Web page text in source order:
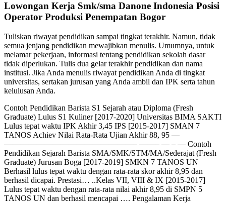
Lowongan Kerja Smk/sma Danone Indonesia Posisi
Operator Produksi Penempatan Bogor
Tuliskan riwayat pendidikan sampai tingkat terakhir. Namun, tidak
semua jenjang pendidikan mewajibkan menulis. Umumnya, untuk
melamar pekerjaan, informasi tentang pendidikan sekolah dasar
tidak diperlukan. Tulis dua gelar terakhir pendidikan dan nama
institusi. Jika Anda menulis riwayat pendidikan Anda di tingkat
universitas, sertakan jurusan yang Anda ambil dan IPK serta tahun
kelulusan Anda.
Contoh Pendidikan Barista S1 Sejarah atau Diploma (Fresh
Graduate) Lulus S1 Kuliner [2017-2020] Universitas BIMA SAKTI
Lulus tepat waktu IPK Akhir 3,45 IPS [2015-2017] SMAN 7
TANOS Achiev Nilai Rata-Rata Ujian Akhir 88, 95 —
————————————————– ——– — – — Contoh
Pendidikan Sejarah Barista SMA/SMK/STM/MA/Sederajat (Fresh
Graduate) Jurusan Boga [2017-2019] SMKN 7 TANOS UN
Berhasil lulus tepat waktu dengan rata-rata skor akhir 8,95 dan
berhasil dicapai. Prestasi… ..Kelas VII, VIII & IX [2015-2017]
Lulus tepat waktu dengan rata-rata nilai akhir 8,95 di SMPN 5
TANOS UN dan berhasil mencapai …. Pengalaman Kerja